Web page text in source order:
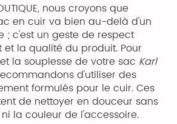
nous croyons que
en cuir va bien au-delà d'un
; c'est un geste de respect
et la qualité du produit. Pour
la souplesse de votre sac Karl
d'utiliser des
formulés pour le cuir. Ces
de nettoyer en douceur sans
la couleur de l'accessoire.